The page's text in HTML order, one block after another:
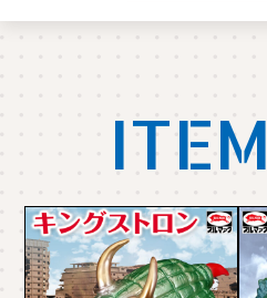
ITEM